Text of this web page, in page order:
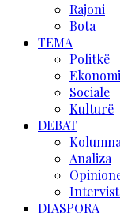
Rajoni
Bota
TEMA
Politkë
Ekonomi
Sociale
Kulturë
DEBAT
Kolumna
Analiza
DIASPORA